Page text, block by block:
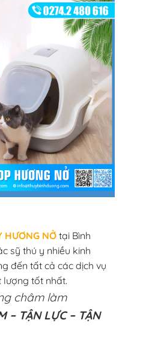
HƯƠNG NỞtại Bình
sỹ thú y nhiều kinh
đến tất cả các dịch vụ
lượng tốt nhất.
châm làm
– TẬN LỰC – TẬN